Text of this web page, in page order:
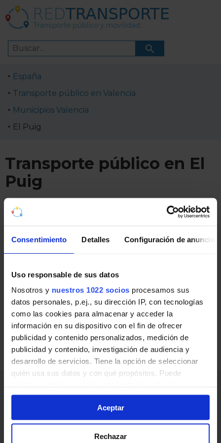
Consentimiento Detalles Configuración de anuncios
Uso responsable de sus datos
Nosotros y nuestros 1022 socios procesamos sus
datos personales, p.ej., su dirección IP, con tecnologías
como las cookies para almacenar y acceder la
información en su dispositivo con el fin de ofrecer
publicidad y contenido personalizados, medición de
publicidad y contenido, investigación de audiencia y
desarrollo de servicios. Tiene la opción de seleccionar
quién usa sus datos y con qué propósitos. Puede
momento desde la Declaración de cookies o clicando en
el Menú de consentimiento.
Si lo permite, también quisiéramos:
Aceptar
Rechazar
España
Transporte público en Valencia
Municipios Valencia
El Puig
Transporte público en El
Puig
Horarios de líneas de transporte público en El Puig.
Cómo ir a El Puig en transporte público.
RENFE Cercanías de Valencia
Valencia - Meliana - Albuixech - Massalfassar - El
Puig - Puçol - Sagunto - Almenara - La Llosa - Xilxes -
Moncofa - Nules - Les Alqueríes - Burriana - Vila-real -
Almassora - Castellón de la Plana
Abonos, billetes y precios